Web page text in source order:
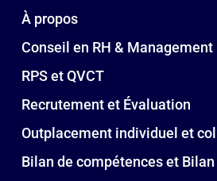
À propos
Conseil en RH & Management
RPS et QVCT
Recrutement et Évaluation
Outplacement individuel et
Bilan de compétences et